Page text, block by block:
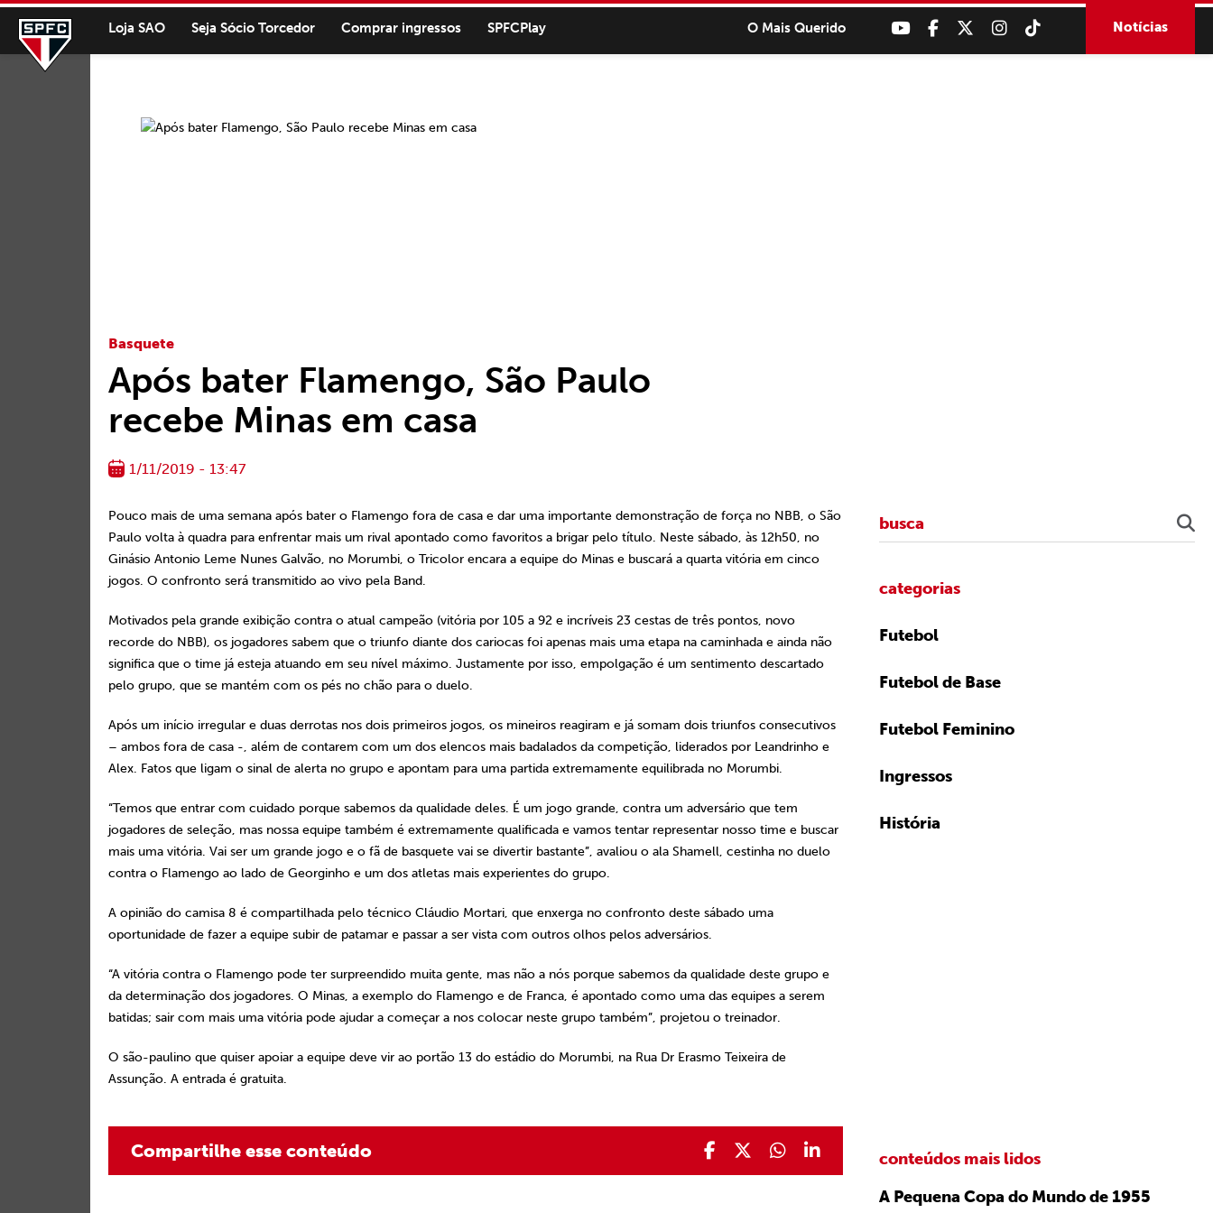
Loja SAO Seja Sócio Torcedor Comprar ingressos SPFCPlay O Mais Querido Notícias
Basquete
Após bater Flamengo, São Paulo
recebe Minas em casa
1/11/2019 - 13:47
Pouco mais de uma semana após bater o Flamengo fora de casa e dar uma importante demonstração de força no NBB, o São
Paulo volta à quadra para enfrentar mais um rival apontado como favoritos a brigar pelo título. Neste sábado, às 12h50, no
Ginásio Antonio Leme Nunes Galvão, no Morumbi, o Tricolor encara a equipe do Minas e buscará a quarta vitória em cinco
jogos. O confronto será transmitido ao vivo pela Band.
Motivados pela grande exibição contra o atual campeão (vitória por 105 a 92 e incríveis 23 cestas de três pontos, novo
recorde do NBB), os jogadores sabem que o triunfo diante dos cariocas foi apenas mais uma etapa na caminhada e ainda não
significa que o time já esteja atuando em seu nível máximo. Justamente por isso, empolgação é um sentimento descartado
pelo grupo, que se mantém com os pés no chão para o duelo.
Após um início irregular e duas derrotas nos dois primeiros jogos, os mineiros reagiram e já somam dois triunfos consecutivos
– ambos fora de casa -, além de contarem com um dos elencos mais badalados da competição, liderados por Leandrinho e
Alex. Fatos que ligam o sinal de alerta no grupo e apontam para uma partida extremamente equilibrada no Morumbi.
“Temos que entrar com cuidado porque sabemos da qualidade deles. É um jogo grande, contra um adversário que tem
jogadores de seleção, mas nossa equipe também é extremamente qualificada e vamos tentar representar nosso time e buscar
mais uma vitória. Vai ser um grande jogo e o fã de basquete vai se divertir bastante”, avaliou o ala Shamell, cestinha no duelo
contra o Flamengo ao lado de Georginho e um dos atletas mais experientes do grupo.
A opinião do camisa 8 é compartilhada pelo técnico Cláudio Mortari, que enxerga no confronto deste sábado uma
oportunidade de fazer a equipe subir de patamar e passar a ser vista com outros olhos pelos adversários.
“A vitória contra o Flamengo pode ter surpreendido muita gente, mas não a nós porque sabemos da qualidade deste grupo e
da determinação dos jogadores. O Minas, a exemplo do Flamengo e de Franca, é apontado como uma das equipes a serem
batidas; sair com mais uma vitória pode ajudar a começar a nos colocar neste grupo também”, projetou o treinador.
O são-paulino que quiser apoiar a equipe deve vir ao portão 13 do estádio do Morumbi, na Rua Dr Erasmo Teixeira de
Assunção. A entrada é gratuita.
Compartilhe esse conteúdo
categorias
Futebol
Futebol de Base
Futebol Feminino
Ingressos
História
conteúdos mais lidos
A Pequena Copa do Mundo de 1955